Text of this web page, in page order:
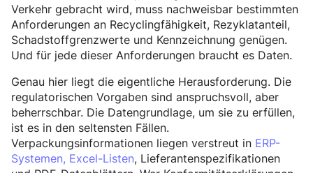
Verkehr gebracht wird, muss nachweisbar bestimmten
Anforderungen an Recyclingfähigkeit, Rezyklatanteil,
Schadstoffgrenzwerte und Kennzeichnung genügen.
Und für jede dieser Anforderungen braucht es Daten.
Genau hier liegt die eigentliche Herausforderung. Die
regulatorischen Vorgaben sind anspruchsvoll, aber
beherrschbar. Die Datengrundlage, um sie zu erfüllen,
ist es in den seltensten Fällen.
Verpackungsinformationen liegen verstreut in ERP-
Systemen, Excel-Listen, Lieferantenspezifikationen